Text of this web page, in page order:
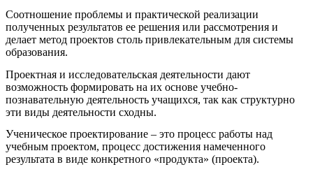
Соотношение проблемы и практической реализации
полученных результатов ее решения или рассмотрения и
делает метод проектов столь привлекательным для системы
образования.
Проектная и исследовательская деятельности дают
возможность формировать на их основе учебно-
познавательную деятельность учащихся, так как структурно
эти виды деятельности сходны.
Ученическое проектирование – это процесс работы над
учебным проектом, процесс достижения намеченного
результата в виде конкретного «продукта» (проекта).